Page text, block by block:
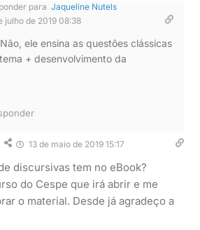
paraJaqueline Nutels
julho de 2019 08:38
ele ensina as questões clássicas
+ desenvolvimento da
13 de maio de 2019 15:17
discursivas tem no eBook?
do Cespe que irá abrir e me
o material. Desde já agradeço a